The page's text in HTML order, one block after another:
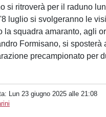
si ritroverà per il raduno
luglio si svolgeranno le
la squadra amaranto, agli
Formisano, si sposterà
precampionato per
Lun 23 giugno 2025 alle 21:08